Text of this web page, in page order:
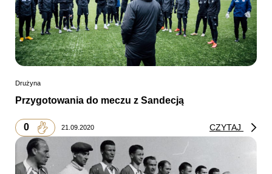
Drużyna
Przygotowania do meczu z Sandecją
0 21.09.2020 CZYTAJ